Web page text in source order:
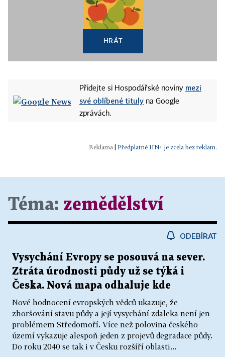
HRÁT
Přidejte si Hospodářské noviny mezi
své oblíbené tituly na Google
zprávách.
Předplatné HN+ je zcela bez reklam.
Téma: zemědělství
ODEBÍRAT
Vysychání Evropy se posouvá na sever.
Ztráta úrodnosti půdy už se týká i
Česka. Nová mapa odhaluje kde
Nové hodnocení evropských vědců ukazuje, že
zhoršování stavu půdy a její vysychání zdaleka není jen
problémem Středomoří. Více než polovina českého
území vykazuje alespoň jeden z projevů degradace půdy.
Do roku 2040 se tak i v Česku rozšíří oblasti...